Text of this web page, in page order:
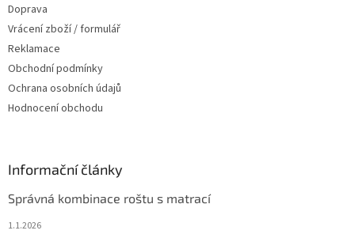
Doprava
Vrácení zboží / formulář
Reklamace
Obchodní podmínky
Ochrana osobních údajů
Hodnocení obchodu
Informační články
Správná kombinace roštu s matrací
1.1.2026